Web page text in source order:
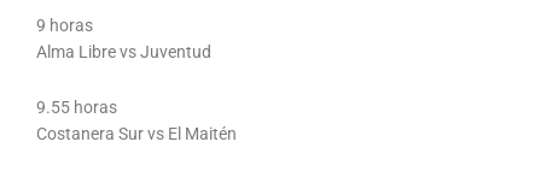
9 horas
Alma Libre vs Juventud
9.55 horas
Costanera Sur vs El Maitén